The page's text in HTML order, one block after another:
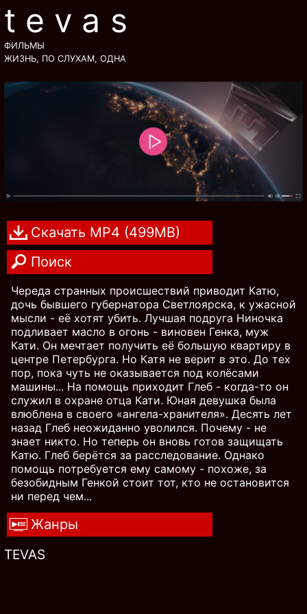
tevas
ФИЛЬМЫ
ЖИЗНЬ, ПО СЛУХАМ, ОДНА
Скачать MP4 (499MB)
Поиск
Череда странных происшествий приводит Катю,
дочь бывшего губернатора Светлоярска, к ужасной
мысли - её хотят убить. Лучшая подруга Ниночка
подливает масло в огонь - виновен Генка, муж
Кати. Он мечтает получить её большую квартиру в
центре Петербурга. Но Катя не верит в это. До тех
пор, пока чуть не оказывается под колёсами
машины... На помощь приходит Глеб - когда-то он
служил в охране отца Кати. Юная девушка была
влюблена в своего «ангела-хранителя». Десять лет
назад Глеб неожиданно уволился. Почему - не
знает никто. Но теперь он вновь готов защищать
Катю. Глеб берётся за расследование. Однако
помощь потребуется ему самому - похоже, за
безобидным Генкой стоит тот, кто не остановится
ни перед чем...
Жанры
TEVAS